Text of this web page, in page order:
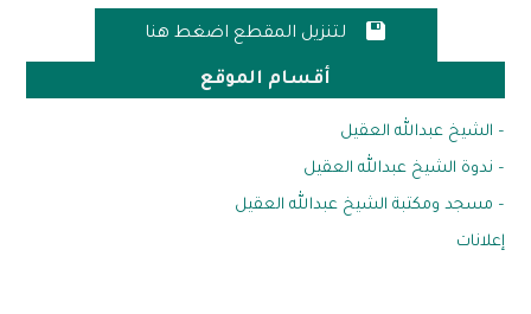
 لتنزيل المقطع اضغط هنا
أقسام الموقع
– الشيخ عبدالله العقيل
– ندوة الشيخ عبدالله العقيل
– مسجد ومكتبة الشيخ عبدالله العقيل
إعلانات